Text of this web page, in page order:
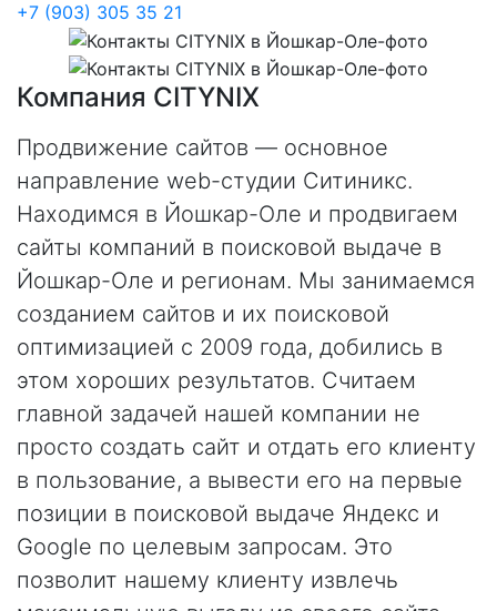
+7 (903) 305 35 21
Компания CITYNIX
Продвижение сайтов — основное
направление web-студии Ситиникс.
Находимся в Йошкар-Оле и продвигаем
сайты компаний в поисковой выдаче в
Йошкар-Оле и регионам. Мы занимаемся
созданием сайтов и их поисковой
оптимизацией с 2009 года, добились в
этом хороших результатов. Считаем
главной задачей нашей компании не
просто создать сайт и отдать его клиенту
в пользование, а вывести его на первые
позиции в поисковой выдаче Яндекс и
Google по целевым запросам. Это
позволит нашему клиенту извлечь